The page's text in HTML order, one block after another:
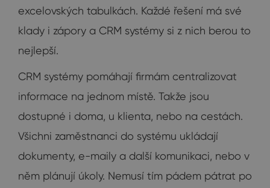
excelovských tabulkách. Každé řešení má své
klady i zápory a CRM systémy si z nich berou to
nejlepší.
CRM systémy pomáhají firmám centralizovat
informace na jednom místě. Takže jsou
dostupné i doma, u klienta, nebo na cestách.
Všichni zaměstnanci do systému ukládají
dokumenty, e-maily a další komunikaci, nebo v
něm plánují úkoly. Nemusí tím pádem pátrat po